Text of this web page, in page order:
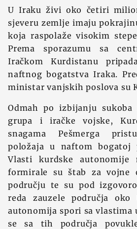
U Iraku živi oko četiri
sjeveru zemlje imaju
koja raspolaže visokim
Prema sporazumu sa
Iračkom Kurdistanu
naftnog bogatstva Iraka.
ministar vanjskih poslova su
Odmah po izbijanju sukoba
grupa i iračke vojske,
snagama Pešmerga
položaja u naftom bogatoj
Vlasti kurdske autonomije
formirale su štab za vojne
području te su pod
reda zauzele područja
autonomija spori sa vlastima
se sa tih područja